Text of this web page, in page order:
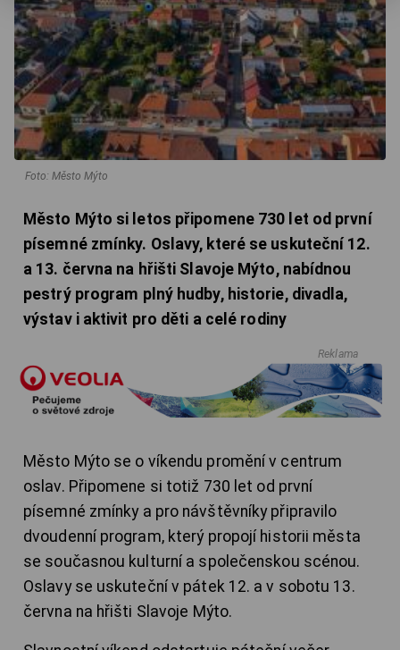
Foto: Město Mýto
Město Mýto si letos připomene 730 let od první
písemné zmínky. Oslavy, které se uskuteční 12.
a 13. června na hřišti Slavoje Mýto, nabídnou
pestrý program plný hudby, historie, divadla,
výstav i aktivit pro děti a celé rodiny
Reklama
Město Mýto se o víkendu promění v centrum
oslav. Připomene si totiž 730 let od první
písemné zmínky a pro návštěvníky připravilo
dvoudenní program, který propojí historii města
se současnou kulturní a společenskou scénou.
Oslavy se uskuteční v pátek 12. a v sobotu 13.
června na hřišti Slavoje Mýto.